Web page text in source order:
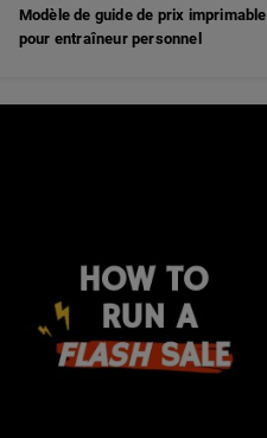
Modèle de guide de prix imprimable
pour entraîneur personnel